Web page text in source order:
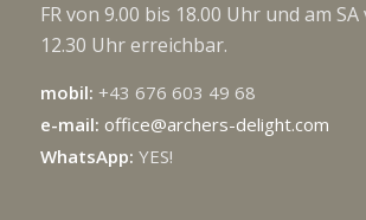
FR von 9.00 bis 18.00 Uhr und am
12.30 Uhr erreichbar.
mobil: +43 676 603 49 68
e-mail: office@archers-delight.com
WhatsApp: YES!